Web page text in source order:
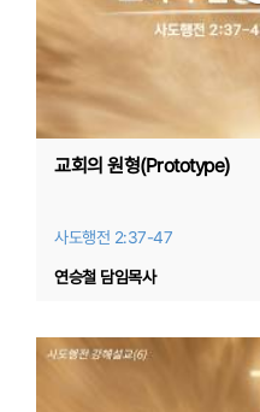
교회의 원형(Prototype)
사도행전 2:37-47
연승철 담임목사